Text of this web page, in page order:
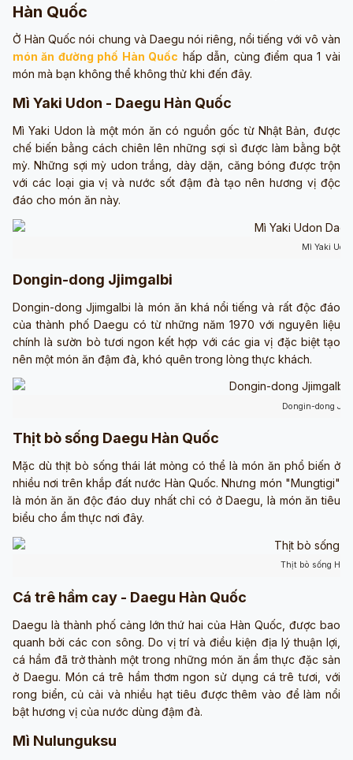
Hàn Quốc
Ở Hàn Quốc nói chung và Daegu nói riêng, nổi tiếng với vô vàn
món ăn đường phố Hàn Quốc hấp dẫn, cùng điểm qua 1 vài
món mà bạn không thể không thử khi đến đây.
Mì Yaki Udon - Daegu Hàn Quốc
Mì Yaki Udon là một món ăn có nguồn gốc từ Nhật Bản, được
chế biến bằng cách chiên lên những sợi sì được làm bằng bột
mỳ. Những sợi mỳ udon trắng, dày dặn, căng bóng được trộn
với các loại gia vị và nước sốt đậm đà tạo nên hương vị độc
đáo cho món ăn này.
Mì Yaki
Dongin-dong Jjimgalbi
Dongin-dong Jjimgalbi là món ăn khá nổi tiếng và rất độc đáo
của thành phố Daegu có từ những năm 1970 với nguyên liệu
chính là sườn bò tươi ngon kết hợp với các gia vị đặc biệt tạo
nên một món ăn đậm đà, khó quên trong lòng thực khách.
Dongin-dong
Thịt bò sống Daegu Hàn Quốc
Mặc dù thịt bò sống thái lát mỏng có thể là món ăn phổ biến ở
nhiều nơi trên khắp đất nước Hàn Quốc. Nhưng món "Mungtigi"
là món ăn ăn độc đáo duy nhất chỉ có ở Daegu, là món ăn tiêu
biểu cho ẩm thực nơi đây.
Thịt bò sống Hàn
Cá trê hầm cay - Daegu Hàn Quốc
Daegu là thành phố cảng lớn thứ hai của Hàn Quốc, được bao
quanh bởi các con sông. Do vị trí và điều kiện địa lý thuận lợi,
cá hầm đã trở thành một trong những món ăn ẩm thực đặc sản
ở Daegu. Món cá trê hầm thơm ngon sử dụng cá trê tươi, với
rong biển, củ cải và nhiều hạt tiêu được thêm vào để làm nổi
bật hương vị của nước dùng đậm đà.
Mì Nulunguksu